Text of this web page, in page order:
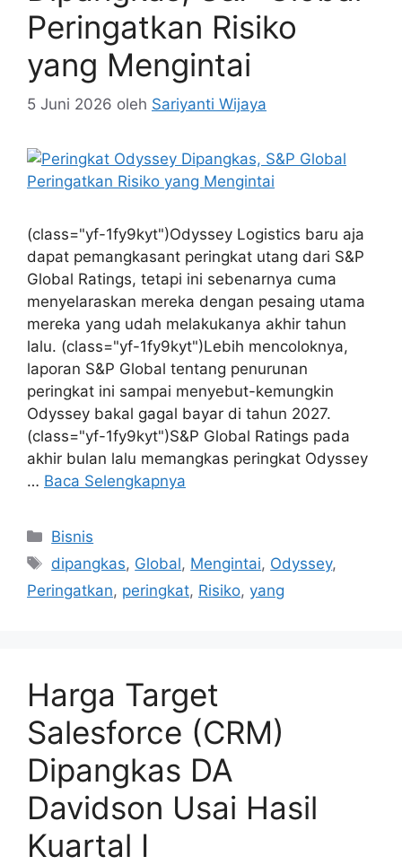
Peringatkan Risiko
yang Mengintai
5 Juni 2026 oleh Sariyanti Wijaya
(class="yf-1fy9kyt")Odyssey Logistics baru aja
dapat pemangkasant peringkat utang dari S&P
Global Ratings, tetapi ini sebenarnya cuma
menyelaraskan mereka dengan pesaing utama
mereka yang udah melakukanya akhir tahun
lalu. (class="yf-1fy9kyt")Lebih mencoloknya,
laporan S&P Global tentang penurunan
peringkat ini sampai menyebut-kemungkin
Odyssey bakal gagal bayar di tahun 2027.
(class="yf-1fy9kyt")S&P Global Ratings pada
akhir bulan lalu memangkas peringkat Odyssey
… Baca Selengkapnya
Kategori
Bisnis
Tag
dipangkas, Global, Mengintai, Odyssey,
Peringatkan, peringkat, Risiko, yang
Harga Target
Salesforce (CRM)
Dipangkas DA
Davidson Usai Hasil
Kuartal I